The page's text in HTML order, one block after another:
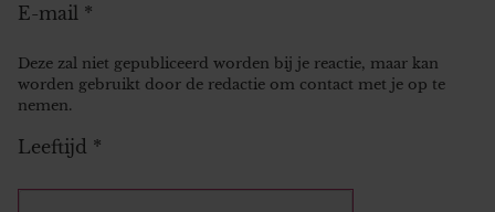
E-mail *
Deze zal niet gepubliceerd worden bij je reactie, maar kan
worden gebruikt door de redactie om contact met je op te
nemen.
Leeftijd *